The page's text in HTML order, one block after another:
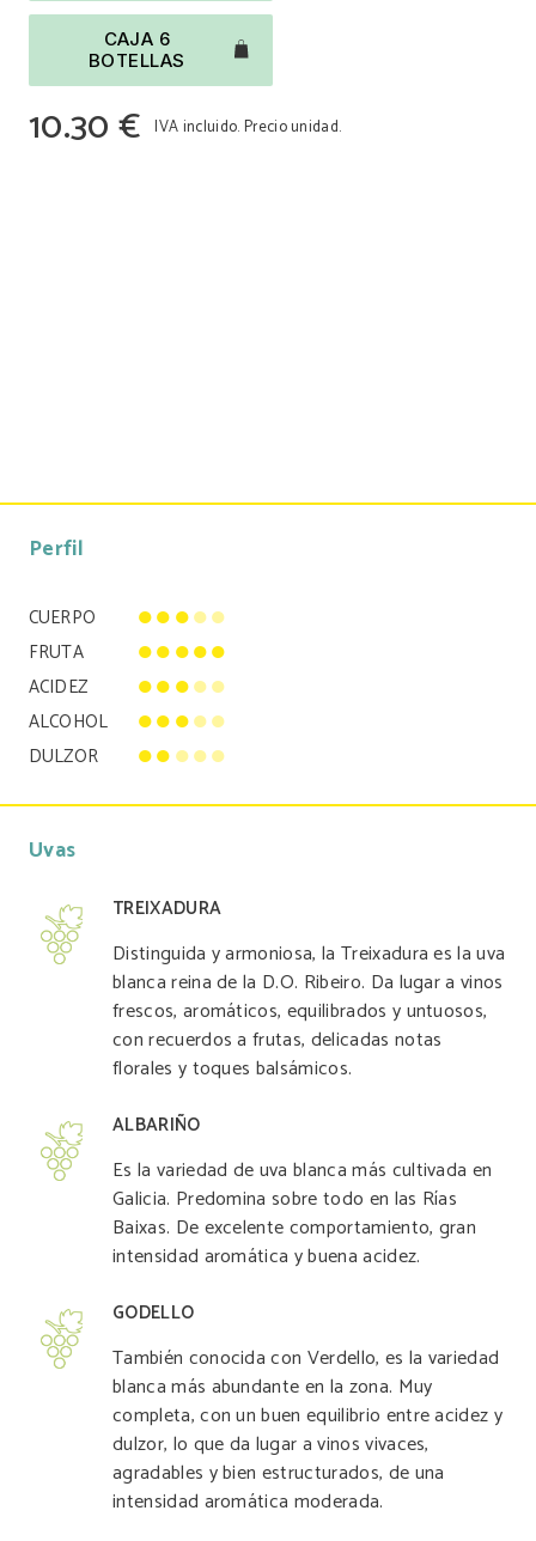
CAJA 6
BOTELLAS
10.30€ IVA incluido. Precio unidad.
Perfil
CUERPO ●●●●●
FRUTA ●●●●●
ACIDEZ ●●●●●
ALCOHOL ●●●●●
DULZOR ●●●●●
Uvas
TREIXADURA
Distinguida y armoniosa, la Treixadura es la uva
blanca reina de la D.O. Ribeiro. Da lugar a vinos
frescos, aromáticos, equilibrados y untuosos,
con recuerdos a frutas, delicadas notas
florales y toques balsámicos.
ALBARIÑO
Es la variedad de uva blanca más cultivada en
Galicia. Predomina sobre todo en las Rías
Baixas. De excelente comportamiento, gran
intensidad aromática y buena acidez.
GODELLO
También conocida con Verdello, es la variedad
blanca más abundante en la zona. Muy
completa, con un buen equilibrio entre acidez y
dulzor, lo que da lugar a vinos vivaces,
agradables y bien estructurados, de una
intensidad aromática moderada.